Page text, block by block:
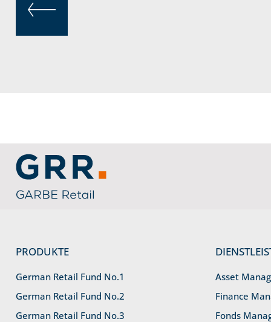
ZURÜCK
PRODUKTE
German Retail Fund No.1
German Retail Fund No.2
German Retail Fund No.3
Asset
Finance
Fonds